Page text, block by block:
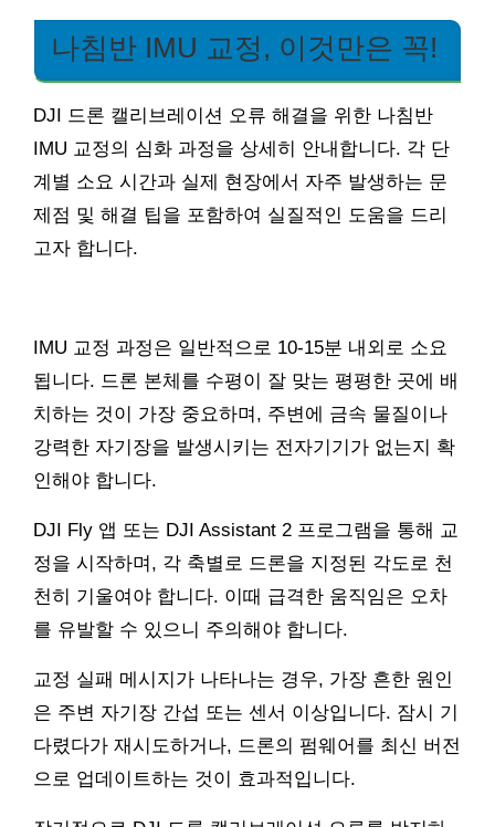
나침반 IMU 교정, 이것만은 꼭!
DJI 드론 캘리브레이션 오류 해결을 위한 나침반
IMU 교정의 심화 과정을 상세히 안내합니다. 각 단
계별 소요 시간과 실제 현장에서 자주 발생하는 문
제점 및 해결 팁을 포함하여 실질적인 도움을 드리
고자 합니다.
IMU 교정 과정은 일반적으로 10-15분 내외로 소요
됩니다. 드론 본체를 수평이 잘 맞는 평평한 곳에 배
치하는 것이 가장 중요하며, 주변에 금속 물질이나
강력한 자기장을 발생시키는 전자기기가 없는지 확
인해야 합니다.
DJI Fly 앱 또는 DJI Assistant 2 프로그램을 통해 교
정을 시작하며, 각 축별로 드론을 지정된 각도로 천
천히 기울여야 합니다. 이때 급격한 움직임은 오차
를 유발할 수 있으니 주의해야 합니다.
교정 실패 메시지가 나타나는 경우, 가장 흔한 원인
은 주변 자기장 간섭 또는 센서 이상입니다. 잠시 기
다렸다가 재시도하거나, 드론의 펌웨어를 최신 버전
으로 업데이트하는 것이 효과적입니다.